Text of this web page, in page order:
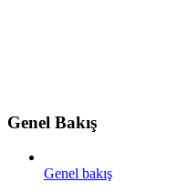
Genel Bakış
Genel bakış